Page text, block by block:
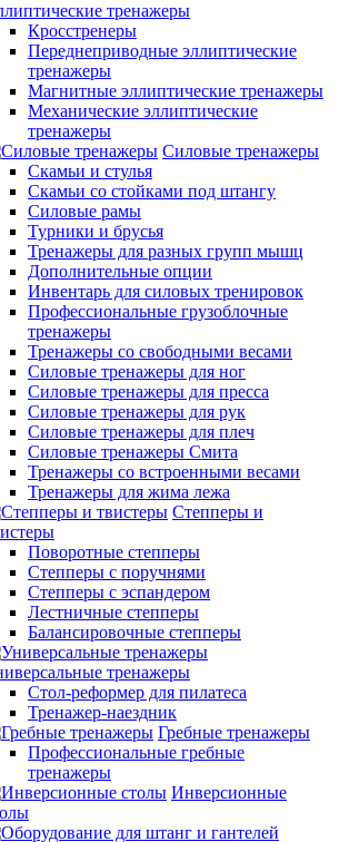
тренажеры
Кросстренеры
Переднеприводные эллиптические
тренажеры
Магнитные эллиптические тренажеры
Механические эллиптические
тренажеры
Силовые тренажеры
Скамьи и стулья
Скамьи со стойками под штангу
Силовые рамы
Турники и брусья
Тренажеры для разных групп мышц
Дополнительные опции
Инвентарь для силовых тренировок
Профессиональные грузоблочные
тренажеры
Тренажеры со свободными весами
Силовые тренажеры для ног
Силовые тренажеры для пресса
Силовые тренажеры для рук
Силовые тренажеры для плеч
Силовые тренажеры Смита
Тренажеры со встроенными весами
Тренажеры для жима лежа
Степперы и
Поворотные степперы
Степперы с поручнями
Степперы с эспандером
Лестничные степперы
Балансировочные степперы
тренажеры
Стол-реформер для пилатеса
Тренажер-наездник
Гребные тренажеры
Профессиональные гребные
тренажеры
Инверсионные